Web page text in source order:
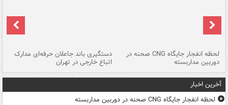
لحظه انفجار جایگاه CNG صحنه در
دوربین مداربسته
دستگیری باند جاعلان حرفه‌ای مدارک
اتباع خارجی در تهران
آخرین اخبار
لحظه انفجار جایگاه CNG صحنه در دوربین مداربسته